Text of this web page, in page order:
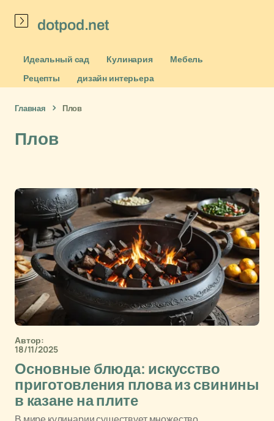
dotpod.net
Идеальный сад Кулинария
Мебель
Рецепты
дизайн интерьера
Главная Плов
Плов
Автор:
18/11/2025
Основные блюда: искусство
приготовления плова из свинины
в казане на плите